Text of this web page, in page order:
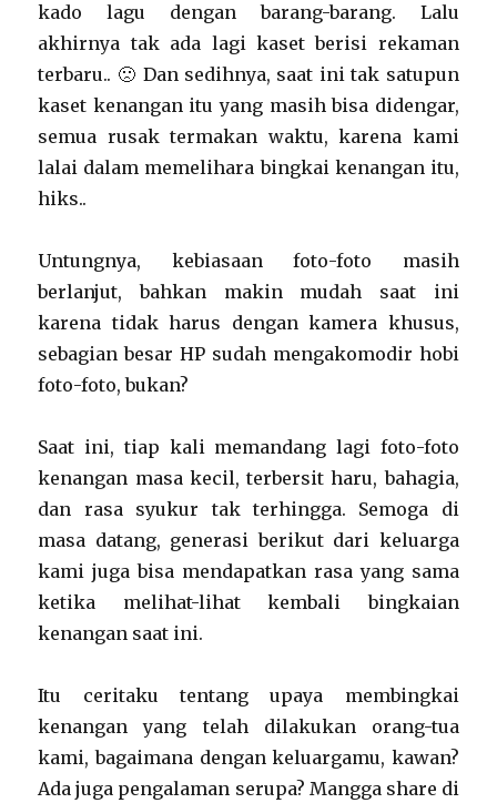
kado lagu dengan barang-barang. Lalu
akhirnya tak ada lagi kaset berisi rekaman
terbaru.. 🙁 Dan sedihnya, saat ini tak satupun
kaset kenangan itu yang masih bisa didengar,
semua rusak termakan waktu, karena kami
lalai dalam memelihara bingkai kenangan itu,
hiks..
Untungnya, kebiasaan foto-foto masih
berlanjut, bahkan makin mudah saat ini
karena tidak harus dengan kamera khusus,
sebagian besar HP sudah mengakomodir hobi
foto-foto, bukan?
Saat ini, tiap kali memandang lagi foto-foto
kenangan masa kecil, terbersit haru, bahagia,
dan rasa syukur tak terhingga. Semoga di
masa datang, generasi berikut dari keluarga
kami juga bisa mendapatkan rasa yang sama
ketika melihat-lihat kembali bingkaian
kenangan saat ini.
Itu ceritaku tentang upaya membingkai
kenangan yang telah dilakukan orang-tua
kami, bagaimana dengan keluargamu, kawan?
Ada juga pengalaman serupa? Mangga share di